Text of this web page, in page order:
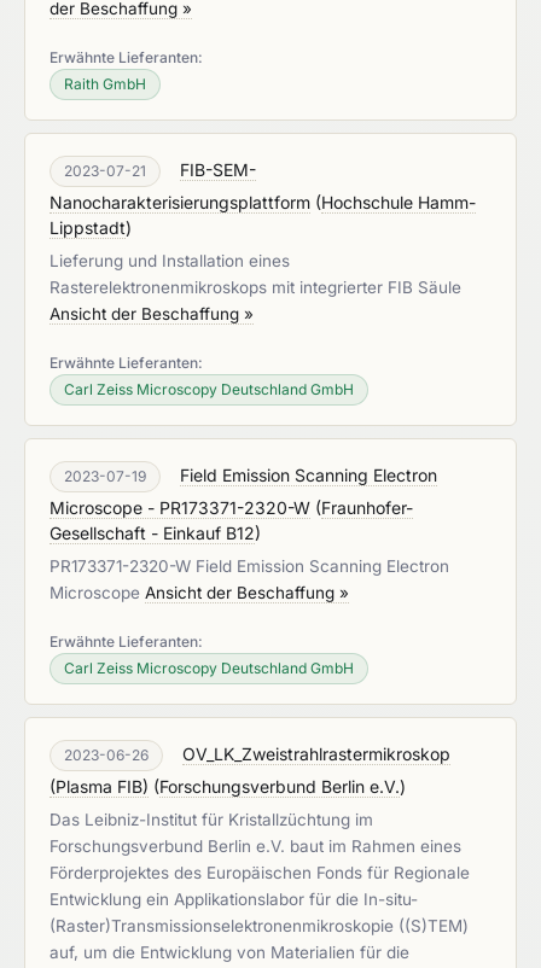
der Beschaffung »
Erwähnte Lieferanten:
Raith GmbH
2023-07-21
FIB-SEM-
Nanocharakterisierungsplattform (Hochschule Hamm-
Lippstadt)
Lieferung und Installation eines
Rasterelektronenmikroskops mit integrierter FIB Säule
Ansicht der Beschaffung »
Erwähnte Lieferanten:
Carl Zeiss Microscopy Deutschland GmbH
2023-07-19
Field Emission Scanning Electron
Microscope - PR173371-2320-W (Fraunhofer-
Gesellschaft - Einkauf B12)
PR173371-2320-W Field Emission Scanning Electron
Microscope Ansicht der Beschaffung »
Erwähnte Lieferanten:
Carl Zeiss Microscopy Deutschland GmbH
2023-06-26
OV_LK_Zweistrahlrastermikroskop
(Plasma FIB) (Forschungsverbund Berlin e.V.)
Das Leibniz-Institut für Kristallzüchtung im
Forschungsverbund Berlin e.V. baut im Rahmen eines
Förderprojektes des Europäischen Fonds für Regionale
Entwicklung ein Applikationslabor für die In-situ-
(Raster)Transmissionselektronenmikroskopie ((S)TEM)
auf, um die Entwicklung von Materialien für die